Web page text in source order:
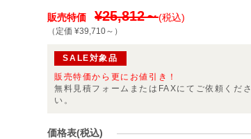
販売特価 ¥25,812～(税込)
（定価 ¥39,710～ ）
SALE対象品
販売特価から更にお値引き！
無料見積フォームまたはFAXにてご依頼くださ
い。
価格表(税込)